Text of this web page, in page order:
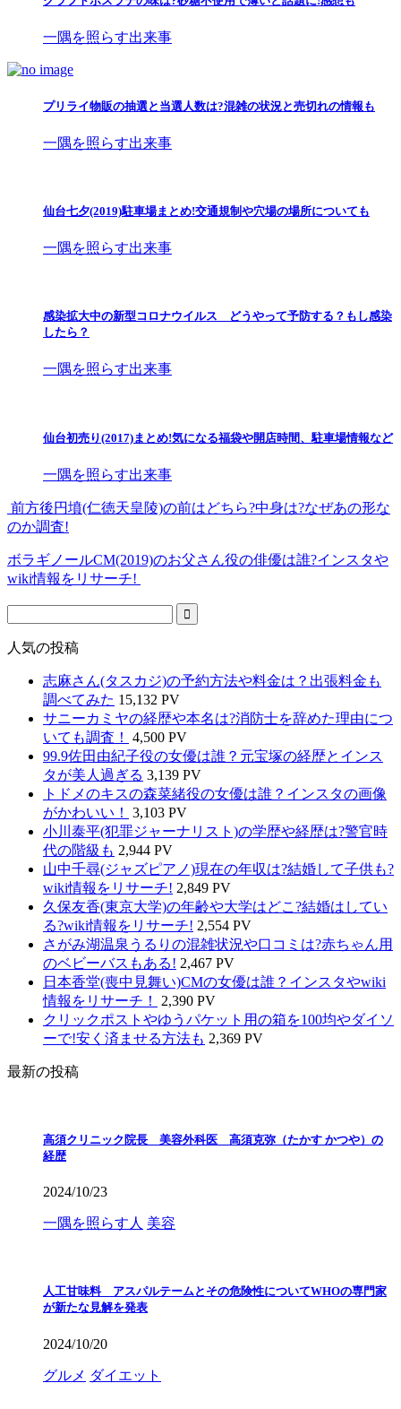
一隅を照らす出来事
プリライ物販の抽選と当選人数は?混雑の状況と売切れの情報も
一隅を照らす出来事
仙台七夕(2019)駐車場まとめ!交通規制や穴場の場所についても
一隅を照らす出来事
感染拡大中の新型コロナウイルス どうやって予防する？もし感染
したら？
一隅を照らす出来事
仙台初売り(2017)まとめ!気になる福袋や開店時間、駐車場情報など
一隅を照らす出来事
前方後円墳(仁徳天皇陵)の前はどちら?中身は?なぜあの形な
のか調査!
ボラギノールCM(2019)のお父さん役の俳優は誰?インスタや
wiki情報をリサーチ!
人気の投稿
志麻さん(タスカジ)の予約方法や料金は？出張料金も
調べてみた 15,132 PV
サニーカミヤの経歴や本名は?消防士を辞めた理由につ
いても調査！
4,500 PV
99.9佐田由紀子役の女優は誰？元宝塚の経歴とインス
タが美人過ぎる 3,139 PV
トドメのキスの森菜緒役の女優は誰？インスタの画像
がかわいい！
3,103 PV
小川泰平(犯罪ジャーナリスト)の学歴や経歴は?警官時
代の階級も 2,944 PV
山中千尋(ジャズピアノ)現在の年収は?結婚して子供も?
wiki情報をリサーチ! 2,849 PV
久保友香(東京大学)の年齢や大学はどこ?結婚はしてい
る?wiki情報をリサーチ! 2,554 PV
さがみ湖温泉うるりの混雑状況や口コミは?赤ちゃん用
のベビーバスもある! 2,467 PV
日本香堂(喪中見舞い)CMの女優は誰？インスタやwiki
情報をリサーチ！
2,390 PV
クリックポストやゆうパケット用の箱を100均やダイソ
ーで!安く済ませる方法も 2,369 PV
最新の投稿
高須クリニック院長 美容外科医 高須克弥（たかす かつや）の
経歴
2024/10/23
一隅を照らす人 美容
人工甘味料 アスパルテームとその危険性についてWHOの専門家
が新たな見解を発表
2024/10/20
グルメ ダイエット